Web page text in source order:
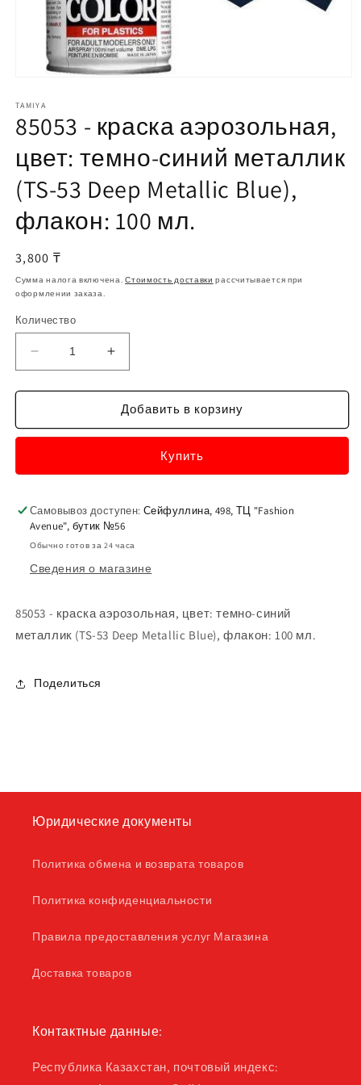
файлы
1
в
окне
TAMIYA
85053 - краска аэрозольная,
цвет: темно-синий металлик
(TS-53 Deep Metallic Blue),
флакон: 100 мл.
Обычная
цена
3,800 ₸
Сумма налога включена.Стоимость доставки рассчитывается при
оформлении заказа.
Количество
Уменьшить
количество
85053
краска
аэрозольная,
темно-
металлик
(TS-
53
Deep
Metallic
флакон:
100
Увеличить
количество
85053
краска
аэрозольная,
темно-
металлик
(TS-
53
Metallic
флакон:
100
Добавить в корзину
Купить
Самовывоз доступен:Сейфуллина, 498, ТЦ "Fashion
Avenue", бутик №56
Обычно готов за 24 часа
Сведения о магазине
85053 - краска аэрозольная, цвет: темно-синий
металлик (TS-53 Deep Metallic Blue), флакон: 100 мл.
Поделиться
Юридические документы
Политика обмена и возврата товаров
Политика конфиденциальности
Правила предоставления услуг Магазина
Доставка товаров
Контактные данные:
Республика Казахстан, почтовый индекс: